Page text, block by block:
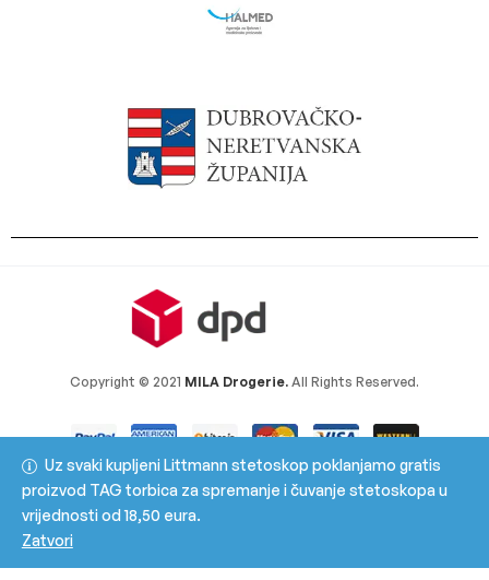
Uz svaki kupljeni Littmann stetoskop poklanjamo gratis
proizvod TAG torbica za spremanje i čuvanje stetoskopa u
vrijednosti od 18,50 eura.
Zatvori
Copyright © 2021 MILA Drogerie. All Rights Reserved.